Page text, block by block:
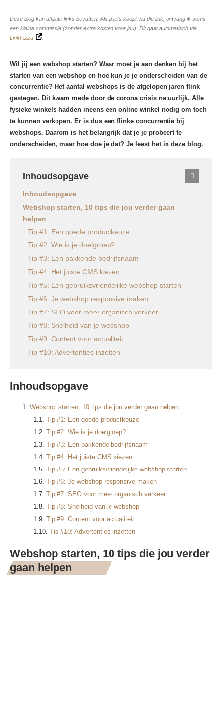
Deze blog kan affiliate links bevatten. Als jij iets koopt via die link, ontvang ik soms
een kleine commissie (zonder extra kosten voor jou). Dit gaat automatisch via
LinkPizza
Wil jij een webshop starten? Waar moet je aan denken bij het
starten van een webshop en hoe kun je je onderscheiden van de
concurrentie? Het aantal webshops is de afgelopen jaren flink
gestegen. Dit kwam mede door de corona crisis natuurlijk. Alle
fysieke winkels hadden ineens een online winkel nodig om toch
te kunnen verkopen. Er is dus een flinke concurrentie bij
webshops. Daarom is het belangrijk dat je je probeert te
onderscheiden, maar hoe doe je dat? Je leest het in deze blog.
Inhoudsopgave
Inhoudsopgave
Webshop starten, 10 tips die jou verder gaan
helpen
Tip #1: Een goede productkeuze
Tip #2: Wie is je doelgroep?
Tip #3: Een pakkende bedrijfsnaam
Tip #4: Het juiste CMS kiezen
Tip #5: Een gebruiksvriendelijke webshop starten
Tip #6: Je webshop responsive maken
Tip #7: SEO voor meer organisch verkeer
Tip #8: Snelheid van je webshop
Tip #9: Content voor actualiteit
Tip #10: Advertenties inzetten
Inhoudsopgave
Webshop starten, 10 tips die jou verder gaan helpen
Tip #1: Een goede productkeuze
Tip #2: Wie is je doelgroep?
Tip #3: Een pakkende bedrijfsnaam
Tip #4: Het juiste CMS kiezen
Tip #5: Een gebruiksvriendelijke webshop starten
Tip #6: Je webshop responsive maken
Tip #7: SEO voor meer organisch verkeer
Tip #8: Snelheid van je webshop
Tip #9: Content voor actualiteit
Tip #10: Advertenties inzetten
Webshop starten, 10 tips die jou verder
gaan helpen